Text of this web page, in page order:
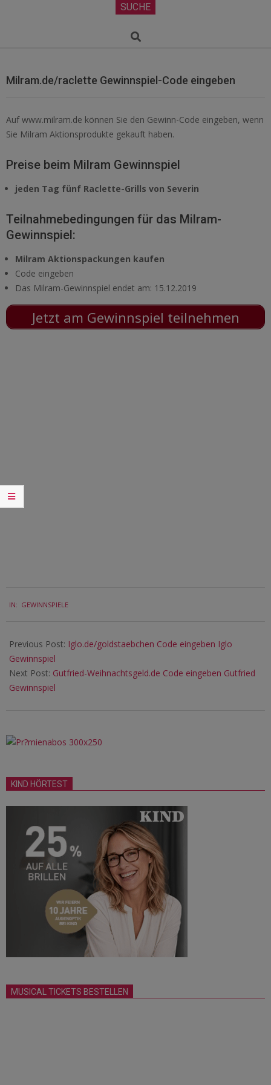
SUCHE
Search
Milram.de/raclette Gewinnspiel-Code eingeben
Auf www.milram.de können Sie den Gewinn-Code eingeben, wenn
Sie Milram Aktionsprodukte gekauft haben.
Preise beim Milram Gewinnspiel
jeden Tag fünf Raclette-Grills von Severin
Teilnahmebedingungen für das Milram-
Gewinnspiel:
Milram Aktionspackungen kaufen
Code eingeben
Das Milram-Gewinnspiel endet am: 15.12.2019
Jetzt am Gewinnspiel teilnehmen
11-
IN: GEWINNSPIELE
Previous Post: Iglo.de/goldstaebchen Code eingeben Iglo
Gewinnspiel
Next Post: Gutfried-Weihnachtsgeld.de Code eingeben Gutfried
Gewinnspiel
KIND HÖRTEST
MUSICAL TICKETS BESTELLEN